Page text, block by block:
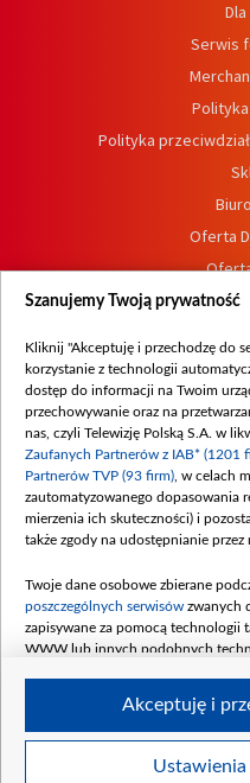
Serwis
Polityka
Oferta
Procedura
Szanujemy Twoją prywatność
Kliknij "Akceptuję i przechodzę do
korzystanie z technologii
dostęp do informacji na Twoim
przechowywanie oraz na
nas, czyli Telewizję Polską S.A. w
Zaufanych Partnerów z IAB* (1201
Partnerów TVP (93 firm) , w celach
zautomatyzowanego dopasowania
mierzenia ich skuteczności) i
także zgody na udostępnianie
Twoje dane osobowe zbierane
poszczególnych serwisów zwanych
zapisywane za pomocą technologii
WWW lub innych podobnych
Twoje dane osobowe zbierane
Ustawienia
Akceptuję i